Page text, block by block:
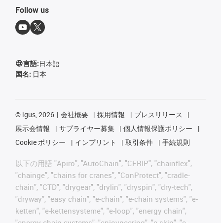
Follow us
言語:日本語
国名: 日本
© igus, 2026 会社概要 採用情報
プレスリリース
展示会情報
サプライヤー募集
個人情報保護ポリシー
Cookie ポリシー
インプリント 取引条件 手続規則
以下の用語 "Apiro", "AutoChain", "CFRIP", "chainflex",
"chainge", "chains for cranes", "ConProtect", "cradle-
chain", "CTD", "drygear", "drylin", "dryspin", "dry-tech",
"dryway", "easy chain", "e-chain", "e-chain systems", "e-
ketten", "e-kettensysteme", "e-loop", "energy chain",